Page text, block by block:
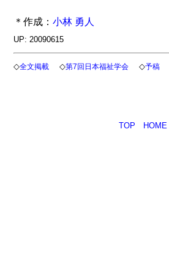
＊作成：小林 勇人
UP: 20090615
◇全文掲載 ◇第7回日本福祉学会 ◇予稿
TOP